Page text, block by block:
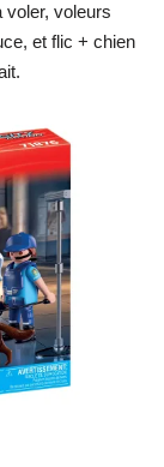
voler, voleurs
et flic + chien